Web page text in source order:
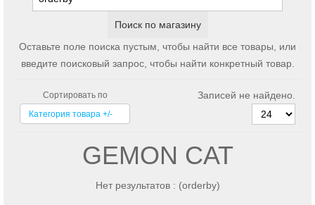
Оставьте поле поиска пустым, чтобы найти все товары, или
введите поисковый запрос, чтобы найти конкретный товар.
Сортировать по
Категория товара +/-
Записей не найдено.
GEMON CAT
Нет результатов : (orderby)